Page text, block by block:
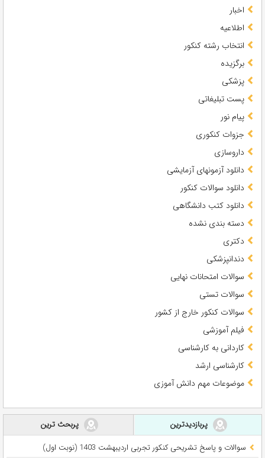
اخبار
اطلاعیه
انتخاب رشته کنکور
برگزیده
پزشکی
پست تبلیغاتی
پیام نور
جزوات کنکوری
داروسازی
دانلود آزمونهای آزمایشی
دانلود سوالات کنکور
دانلود کتب دانشگاهی
دسته بندی نشده
دکتری
دندانپزشکی
سوالات امتحانات نهایی
سوالات تستی
سوالات کنکور خارج از کشور
فیلم آموزشی
کاردانی به کارشناسی
کارشناسی ارشد
موضوعات مهم دانش آموزی
پربازدیدترین
پربحث ترین
سوالات و پاسخ تشریحی کنکور تجربی اردیبهشت 1403 (نوبت اول)